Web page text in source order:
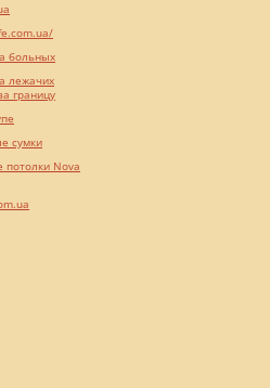
больных
лежачих
границу
сумки
потолки Nova